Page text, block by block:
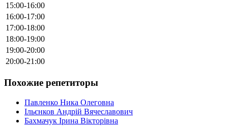
15:00-16:00
16:00-17:00
17:00-18:00
18:00-19:00
19:00-20:00
20:00-21:00
Похожие репетиторы
Павленко Ника Олеговна
Ільєнков Андрій Вячеславович
Бахмачук Ірина Вікторівна